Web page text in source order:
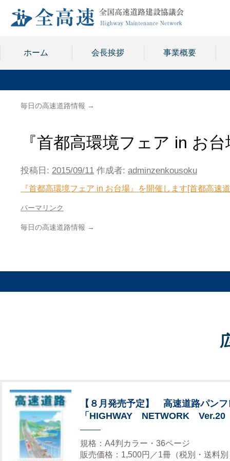
ホーム 会長挨拶 事業概要
毎日の高速道路情報 →
『首都高環境フェア in お
投稿日: 2015/09/11 作成者: adminzenkousoku
『首都高環境フェア in お台場』を開催します[首都高速
パーマリンク
毎日の高速道路情報 →
【８月発売予定】 高速道路パンフ
「HIGHWAY NETWORK Ver.20
規格：A4判カラー・36ページ
販売価格：1,500円／1冊（税別・送料別